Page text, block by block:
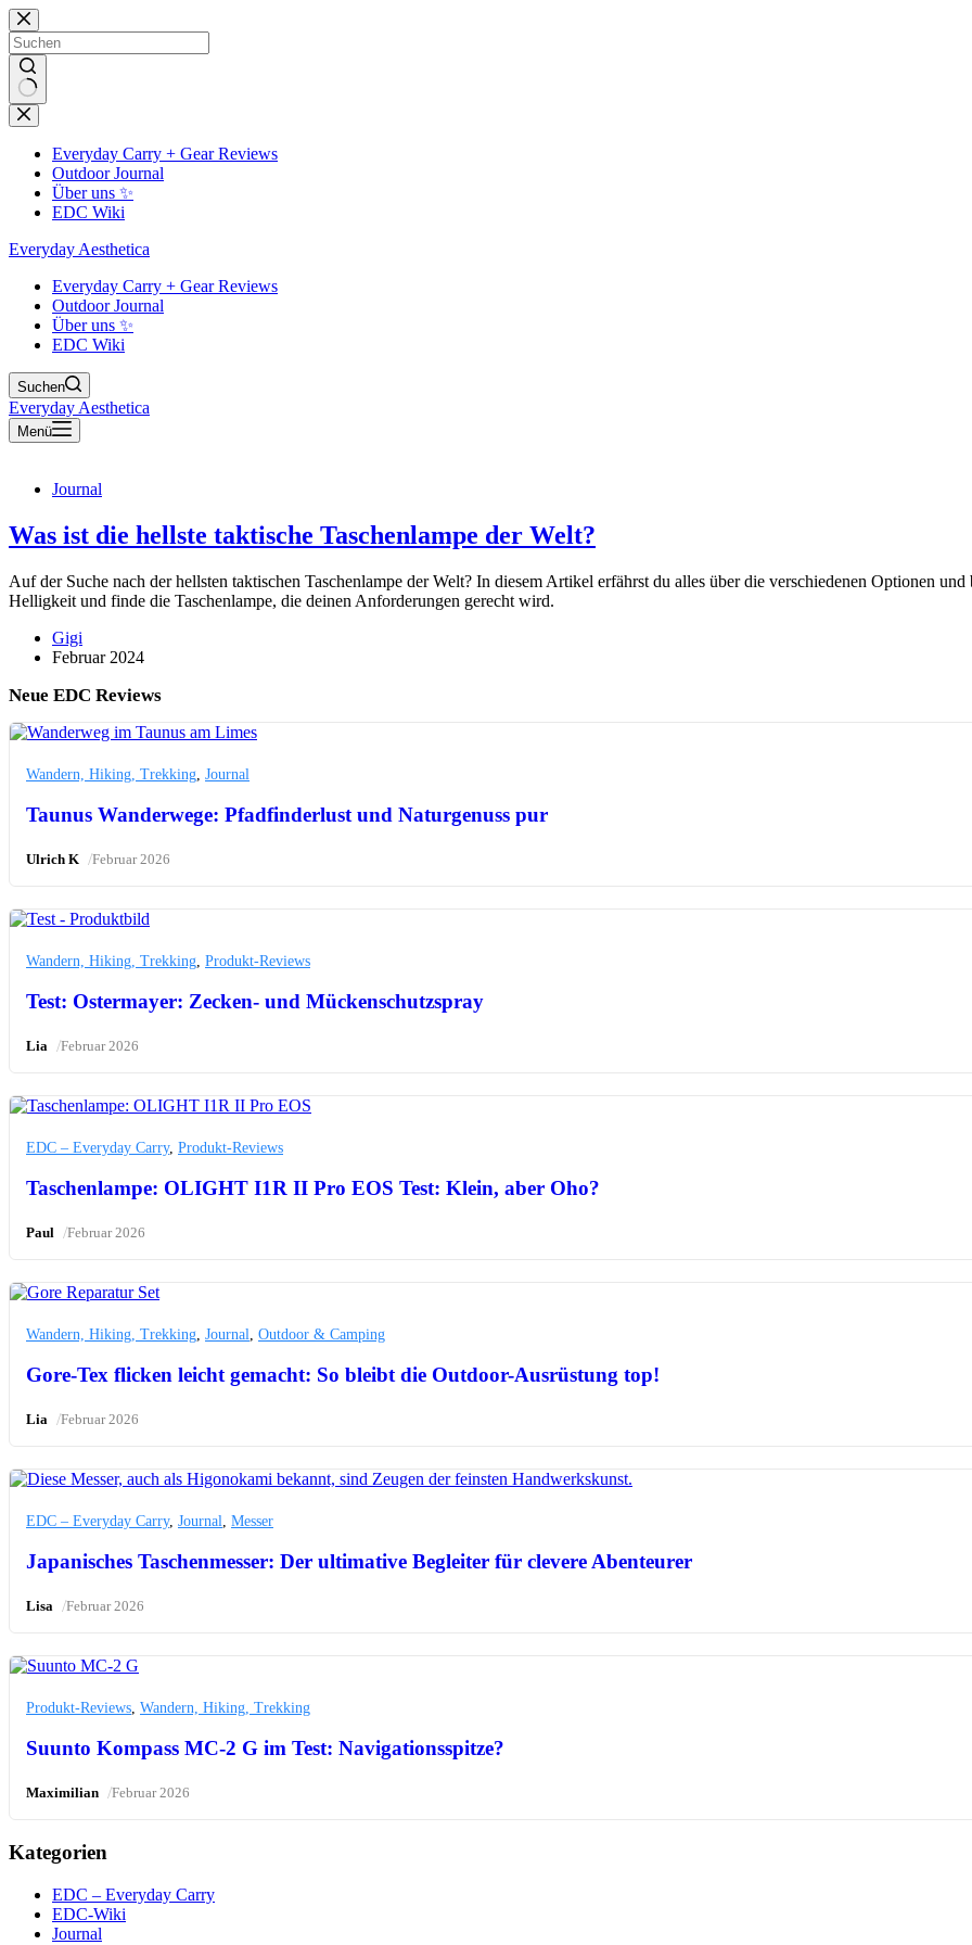
Zum
Inhalt
springen
Keine
Ergebnisse
Everyday Carry + Gear Reviews
Outdoor Journal
Über uns ✨
EDC Wiki
Everyday Aesthetica
Everyday Carry + Gear Reviews
Outdoor Journal
Über uns ✨
EDC Wiki
Suchen
Everyday Aesthetica
Menü
Journal
Was ist die hellste taktische Taschenlampe der Welt?
Auf der Suche nach der hellsten taktischen Taschenlampe der Welt? In diesem Artikel erfährst du alles über die verschiedenen Optionen
Helligkeit und finde die Taschenlampe, die deinen Anforderungen gerecht wird.
Gigi
Februar 2024
Neue EDC Reviews
Wandern, Hiking, Trekking, Journal
Taunus Wanderwege: Pfadfinderlust und Naturgenuss pur
Ulrich K /Februar 2026
Wandern, Hiking, Trekking, Produkt-Reviews
Test: Ostermayer: Zecken- und Mückenschutzspray
Lia /Februar 2026
EDC – Everyday Carry, Produkt-Reviews
Taschenlampe: OLIGHT I1R II Pro EOS Test: Klein, aber Oho?
Paul /Februar 2026
Wandern, Hiking, Trekking, Journal, Outdoor & Camping
Gore-Tex flicken leicht gemacht: So bleibt die Outdoor-Ausrüstung top!
Lia /Februar 2026
EDC – Everyday Carry, Journal, Messer
Japanisches Taschenmesser: Der ultimative Begleiter für clevere Abenteurer
Lisa /Februar 2026
Produkt-Reviews, Wandern, Hiking, Trekking
Suunto Kompass MC-2 G im Test: Navigationsspitze?
Maximilian /Februar 2026
Kategorien
EDC – Everyday Carry
EDC-Wiki
Journal